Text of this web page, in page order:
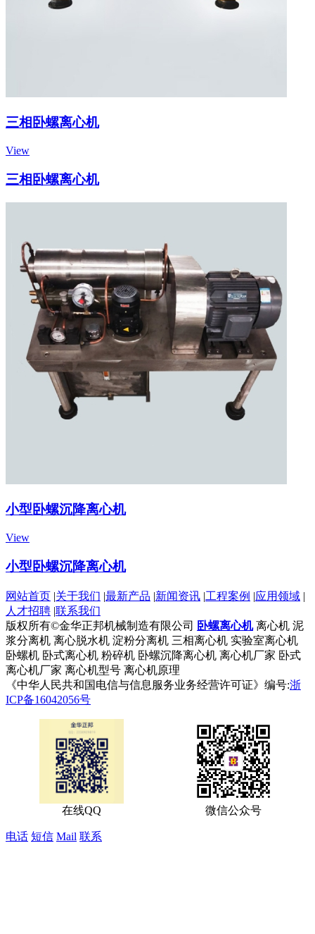
三相卧螺离心机
View
三相卧螺离心机
小型卧螺沉降离心机
View
小型卧螺沉降离心机
网站首页 |关于我们 |最新产品 |新闻资讯 |工程案例 |应用领域 |
人才招聘 |联系我们
版权所有©金华正邦机械制造有限公司
卧螺离心机 离心机 泥
浆分离机 离心脱水机 淀粉分离机 三相离心机 实验室离心机
卧螺机 卧式离心机 粉碎机 卧螺沉降离心机 离心机厂家 卧式
离心机厂家 离心机型号 离心机原理
《中华人民共和国电信与信息服务业务经营许可证》编号:浙
ICP备16042056号
在线QQ 微信公众号
电话 短信 Mail 联系